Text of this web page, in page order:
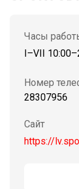
Часы
I–VII
Номер
28307956
Сайт
https://